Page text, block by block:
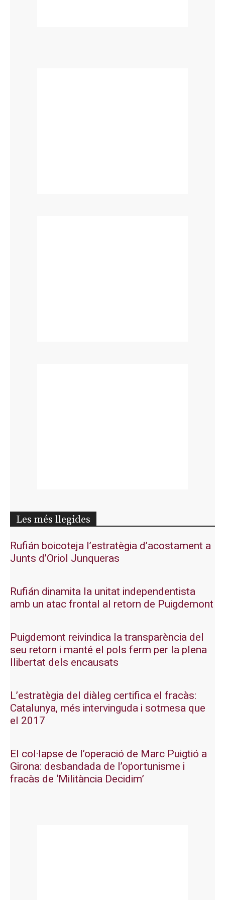
Les més llegides
Rufián boicoteja l’estratègia d’acostament a
Junts d’Oriol Junqueras
Rufián dinamita la unitat independentista
amb un atac frontal al retorn de Puigdemont
Puigdemont reivindica la transparència del
seu retorn i manté el pols ferm per la plena
llibertat dels encausats
L’estratègia del diàleg certifica el fracàs:
Catalunya, més intervinguda i sotmesa que
el 2017
El col·lapse de l’operació de Marc Puigtió a
Girona: desbandada de l’oportunisme i
fracàs de ‘Militància Decidim’